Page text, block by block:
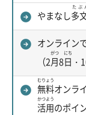
やまなし多
たぶ
オンライン
（2月
がつ
8日
にち
・
無料
むりょう
オンラ
活用
かつよう
のポイ